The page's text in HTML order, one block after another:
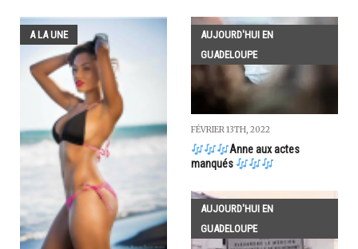
A LA UNE
AUJOURD'HUI EN
GUADELOUPE
FÉVRIER 13TH, 2022
Anne aux actes
manqués
AUJOURD'HUI EN
GUADELOUPE